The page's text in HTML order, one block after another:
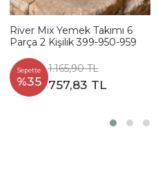
River Mix Yemek Takımı 6
Parça 2 Kişilik 399-950-959
Sepette
%35
1.165,90 TL
757,83 TL